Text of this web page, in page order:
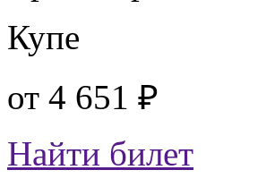
Купе
от 4 651 ₽
Найти билет